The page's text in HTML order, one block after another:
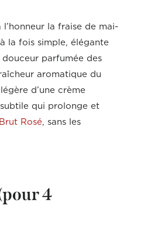
la fraise de mai-
la fois simple, élégante
parfumée des
aromatique du
d’une crème
qui prolonge et
Brut Rosé, sans les
4